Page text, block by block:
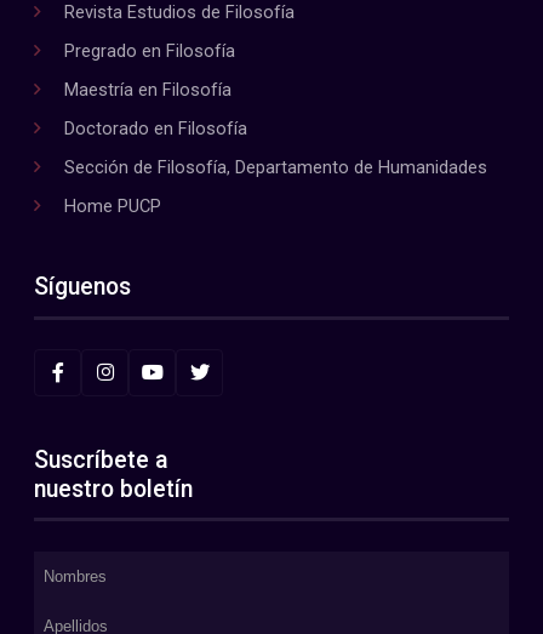
Revista Estudios de Filosofía
Pregrado en Filosofía
Maestría en Filosofía
Doctorado en Filosofía
Sección de Filosofía, Departamento de Humanidades
Home PUCP
Síguenos
Suscríbete a
nuestro boletín